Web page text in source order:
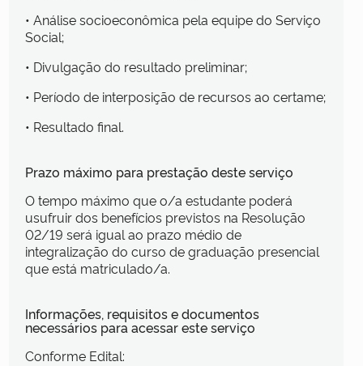
• Análise socioeconômica pela equipe do Serviço
Social;
• Divulgação do resultado preliminar;
• Período de interposição de recursos ao certame;
• Resultado final.
Prazo máximo para prestação deste serviço
O tempo máximo que o/a estudante poderá
usufruir dos benefícios previstos na Resolução
02/19 será igual ao prazo médio de
integralização do curso de graduação presencial
que está matriculado/a.
Informações, requisitos e documentos
necessários para acessar este serviço
Conforme Edital: